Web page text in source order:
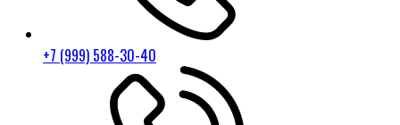
+7 (999) 588-30-40